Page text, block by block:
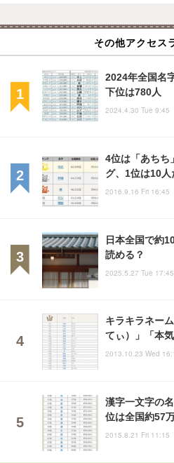
その他アクセス
2024年全国名
下位は780人
2024.4.30 Tue 9:45
4位は「あちち
グ、1位は10人
2016.9.16 Fri 16:45
日本全国で約
読める？
2025.5.27 Tue 17:45
キラキラネー
てぃ）」「本
2013.10.23 Wed
漢字一文字の
位は全国約57
2015.8.21 Fri 11:15